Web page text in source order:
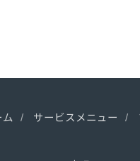
ム サービスメニュー